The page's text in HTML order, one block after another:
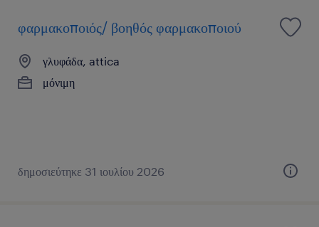
φαρμακοποιός/ βοηθός φαρμακοποιού
γλυφάδα, attica
μόνιμη
δημοσιεύτηκε 31 ιουλίου 2026